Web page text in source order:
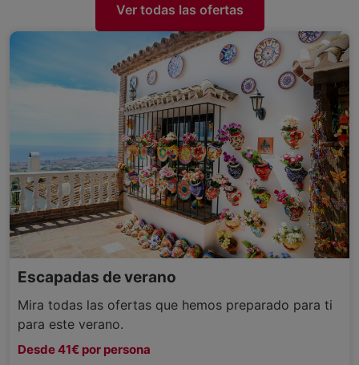
Ver todas las ofertas
Escapadas de verano
Mira todas las ofertas que hemos preparado para ti
para este verano.
Desde 41€ por persona